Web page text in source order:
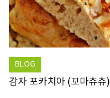
BLOG
감자 포카치아 (꼬마츄츄)